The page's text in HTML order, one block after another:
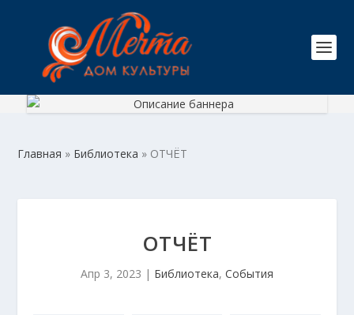
Главная » Библиотека » ОТЧЁТ
ОТЧЁТ
Апр 3, 2023 | Библиотека, События